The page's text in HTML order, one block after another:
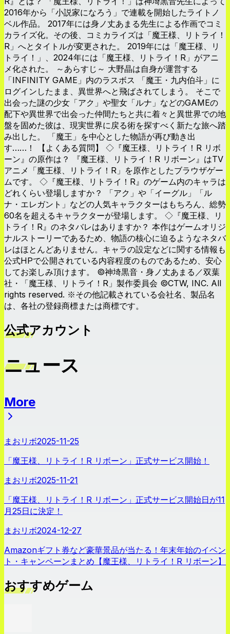
2016年から「小説家になろう」で連載を開始したライトノ
ベル作品。 2017年には身ノ丈あまる先生による作画でコミ
カライズ化。その後、コミカライズは「魔王様、リトライ！
R」へとタイトルが変更された。 2019年には「魔王様、リ
トライ！」、2024年には「魔王様、リトライ！R」がアニ
メ化された。 ～あらすじ～ 大野晶は自身が運営する
「INFINITY GAME」内のラスボス 「魔王・九内伯斗」に
ログインしたまま、異世界へと飛ばされてしまう。 そこで
出会った謎の少女「アク」や聖女「ルナ」などのGAMEの
配下や異世界で出会った仲間たちと共に着々と異世界での地
盤を固めた彼は、現実世界に戻る術を探すべく新たな旅へ踏
み出した。 「魔王」を中心とした物語が再び動き出
す……！ 【よくある質問】 ◇『魔王様、リトライ！R リボ
ーン』の原作は？ 『魔王様、リトライ！R リボーン』はTV
アニメ「魔王様、リトライ！R」を原作としたブラウザゲー
ムです。 ◇『魔王様、リトライ！R』のゲーム内のキャラは
どれくらい登場しますか？ 「アク」や「イーグル」「ル
ナ・エレガント」などの人気キャラクターはもちろん、総勢
60名を超えるキャラクターが登場します。 ◇『魔王様、リ
トライ！R』のネタバレはありますか？ 本作はゲームオリジ
ナルストーリーであるため、物語の核心に迫るようなネタバ
レはほとんどありません。キャラの設定などに関する情報も
公式HPで公開されている内容程度のものであるため、安心
してお楽しみ頂けます。 ©︎神埼黒音・身ノ丈あまる／双葉
社・「魔王様、リトライ！R」製作委員会 ©CTW, INC. All
rights reserved. ※その他記載されている会社名、製品名
は、各社の登録商標または商標です。
公式アカウント
ニュース
More
まおリボ2025-11-25
「魔王様、リトライ！R リボーン」正式サービス開始！
まおリボ2025-11-21
「魔王様、リトライ！R リボーン」正式サービス開始日が11
月25日に決定！
まおリボ2024-12-27
Amazonギフト券など豪華景品が当たる！年末年始のイベン
ト・キャンペーンまとめ【魔王様、リトライ！R リボーン】
おすすめゲーム